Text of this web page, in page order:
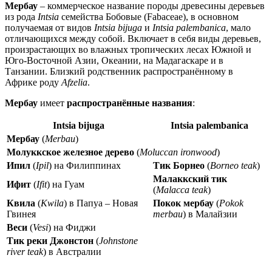
Мербау – коммерческое название породы древесины деревьев
из рода Intsia семейства Бобовые (Fabaceae), в основном
получаемая от видов Intsia bijuga и Intsia palembanica, мало
отличающихся между собой. Включает в себя виды деревьев,
произрастающих во влажных тропических лесах Южной и
Юго-Восточной Азии, Океании, на Мадагаскаре и в
Танзании. Близкий родственник распространённому в
Африке роду Afzelia.
Мербау имеет распространённые названия:
Intsia bijuga
Intsia palembanica
Мербау (Merbau)
Молуккское железное дерево (Moluccan ironwood)
Ипил (Ipil) на Филиппинах Тик Борнео (Borneo teak)
Ифит (Ifit) на Гуам
Малаккский тик
(Malacca teak)
Квила (Kwila) в Папуа – Новая
Гвинея
Покок мербау (Pokok
merbau) в Малайзии
Веси (Vesi) на Фиджи
Тик реки Джонстон (Johnstone
river teak) в Австралии